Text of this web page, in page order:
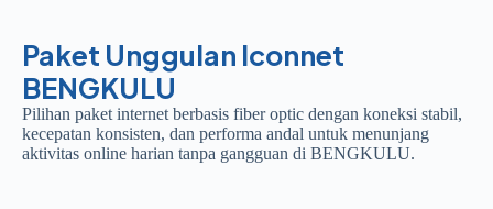
Paket Unggulan Iconnet
BENGKULU
Pilihan paket internet berbasis fiber optic dengan koneksi stabil,
kecepatan konsisten, dan performa andal untuk menunjang
aktivitas online harian tanpa gangguan di BENGKULU.